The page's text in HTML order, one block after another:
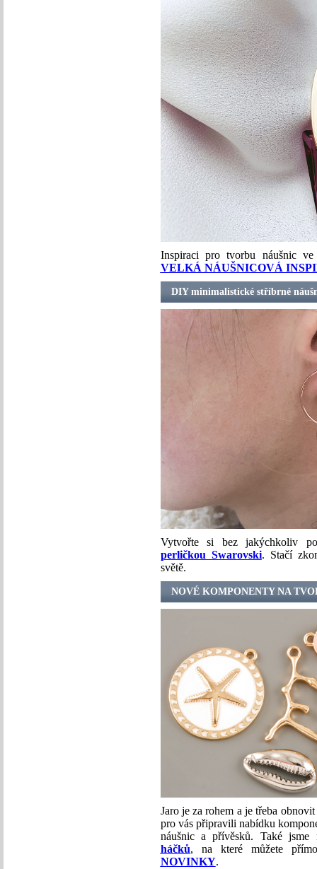
Inspiraci pro tvorbu náušnic
VELKÁ NÁUŠNICOVÁ
DIY minimalistické stříbrné
Vytvořte si bez jakýchkoliv
perličkou Swarovski. Stačí
světě.
NOVÉ KOMPONENTY NA
Jaro je za rohem a je třeba
pro vás připravili nabídku
náušnic a přívěsků. Také jsme
háčků, na které můžete
NOVINKY.